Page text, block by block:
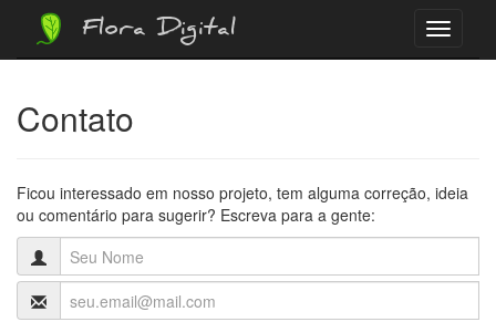
Menu
Flora Digital
Contato
Ficou interessado em nosso projeto, tem alguma correção, ideia
ou comentário para sugerir? Escreva para a gente: